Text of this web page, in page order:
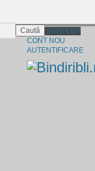
CINE SUNTEM?
CONT NOU
AUTENTIFICARE
Caută